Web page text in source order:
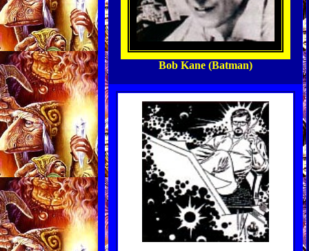
Bob Kane (Batman)